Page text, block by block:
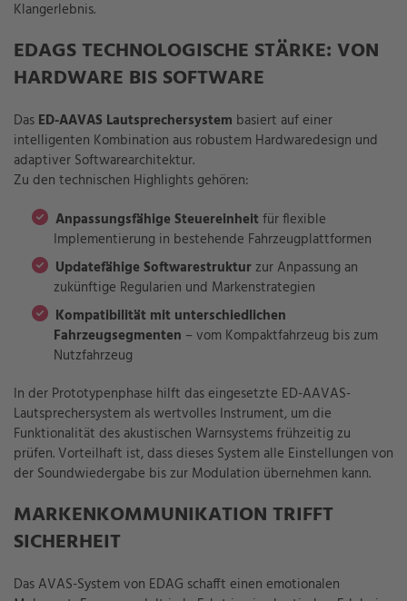
Klangerlebnis.
EDAGS TECHNOLOGISCHE STÄRKE: VON
HARDWARE BIS SOFTWARE
Das ED-AAVAS Lautsprechersystem basiert auf einer
intelligenten Kombination aus robustem Hardwaredesign und
adaptiver Softwarearchitektur.
Zu den technischen Highlights gehören:
Anpassungsfähige Steuereinheitfür flexible
Implementierung in bestehende Fahrzeugplattformen
Updatefähige Softwarestrukturzur Anpassung an
zukünftige Regularien und Markenstrategien
Kompatibilität mit unterschiedlichen
Fahrzeugsegmenten – vom Kompaktfahrzeug bis zum
Nutzfahrzeug
In der Prototypenphase hilft das eingesetzte ED-AAVAS-
Lautsprechersystem als wertvolles Instrument, um die
Funktionalität des akustischen Warnsystems frühzeitig zu
prüfen. Vorteilhaft ist, dass dieses System alle Einstellungen von
der Soundwiedergabe bis zur Modulation übernehmen kann.
MARKENKOMMUNIKATION TRIFFT
SICHERHEIT
Das AVAS-System von EDAG schafft einen emotionalen